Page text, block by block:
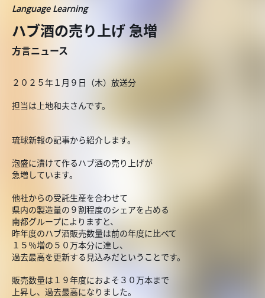
Language Learning
ハブ酒の売り上げ 急増
方言ニュース
２０２５年１月９日（木）放送分
担当は上地和夫さんです。
琉球新報の記事から紹介します。
泡盛に漬けて作るハブ酒の売り上げが
急増しています。
他社からの受託生産を合わせて
県内の製造量の９割程度のシェアを占める
南都グループによりますと、
昨年度のハブ酒販売数量は前の年度に比べて
１５％増の５０万本分に達し、
過去最高を更新する見込みだということです。
販売数量は１９年度におよそ３０万本まで
上昇し、過去最高になりました。